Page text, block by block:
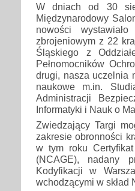
W dniach od 30
Międzynarodowy
nowości
zbrojeniowym z 22
Śląskiego z
Pełnomocników
drugi, nasza uczelnia
naukowe m.in.
Administracji
Informatyki i Nauk o
Zwiedzający Targi
zakresie obronności
w tym roku
(NCAGE), nadany
Kodyfikacji w
wchodzącymi w skład